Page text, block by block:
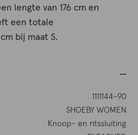
lengte van 176 cm en
een totale
bij maat S.
1111144-90
SHOEBY WOMEN
Knoop- en ritssluiting